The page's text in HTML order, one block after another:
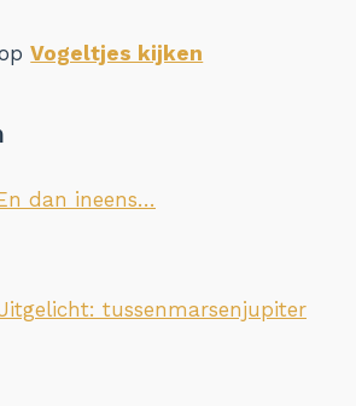
Vogeltjes kijken
dan ineens…
tussenmarsenjupiter